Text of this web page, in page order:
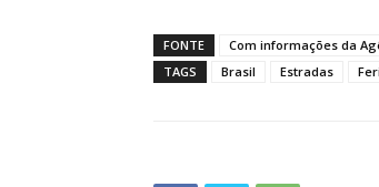
FONTE
Com informações da
TAGS
Brasil Estradas